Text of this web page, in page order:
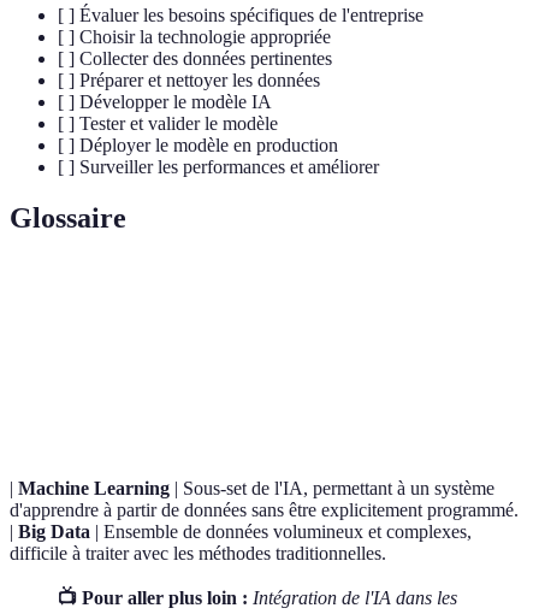
[ ] Évaluer les besoins spécifiques de l'entreprise
[ ] Choisir la technologie appropriée
[ ] Collecter des données pertinentes
[ ] Préparer et nettoyer les données
[ ] Développer le modèle IA
[ ] Tester et valider le modèle
[ ] Déployer le modèle en production
[ ] Surveiller les performances et améliorer
Glossaire
| Machine Learning | Sous-set de l'IA, permettant à un système
d'apprendre à partir de données sans être explicitement programmé.
| Big Data | Ensemble de données volumineux et complexes,
difficile à traiter avec les méthodes traditionnelles.
📺 Pour aller plus loin : Intégration de l'IA dans les